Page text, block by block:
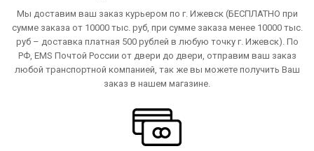
Мы доставим ваш заказ курьером по г. Ижевск (БЕСПЛАТНО при
сумме заказа от 10000 тыс. руб, при сумме заказа менее 10000 тыс.
руб – доставка платная 500 рублей в любую точку г. Ижевск). По
РФ, EMS Почтой России от двери до двери, отправим ваш заказ
любой транспортной компанией, так же вы можете получить Ваш
заказ в нашем магазине.